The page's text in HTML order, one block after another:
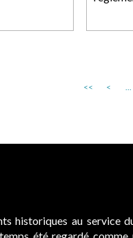
<< < ...
économique et